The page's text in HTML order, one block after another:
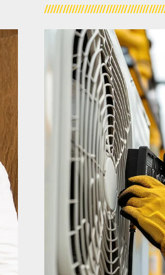
Zur Schaffung von
Kühlung von
eine effiziente
notwendig. Damit
ist eine gute
die